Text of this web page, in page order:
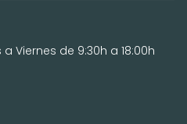
Viernes de 9:30h a 18:00h